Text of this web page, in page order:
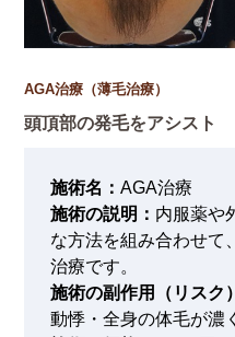
AGA治療（薄毛治療）
頭頂部の発毛をアシスト
施術名：AGA治療
施術の説明： 内服薬や
な方法を組み合わせて
治療です。
施術の副作用（リスク
動悸・全身の体毛が濃